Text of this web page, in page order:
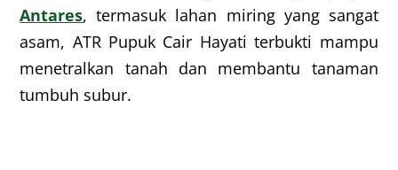
Antares, termasuk lahan miring yang sangat
asam, ATR Pupuk Cair Hayati terbukti mampu
menetralkan tanah dan membantu tanaman
tumbuh subur.